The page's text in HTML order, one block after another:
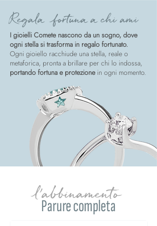
Regala fortuna a chi ami
I gioielli Comete nascono da un sogno, dove
ogni stella si trasforma in regalo fortunato.
Ogni gioiello racchiude una stella, reale o
metaforica, pronta a brillare per chi lo indossa,
portando fortuna e protezione in ogni momento.
Parure completa
l'abbinamento